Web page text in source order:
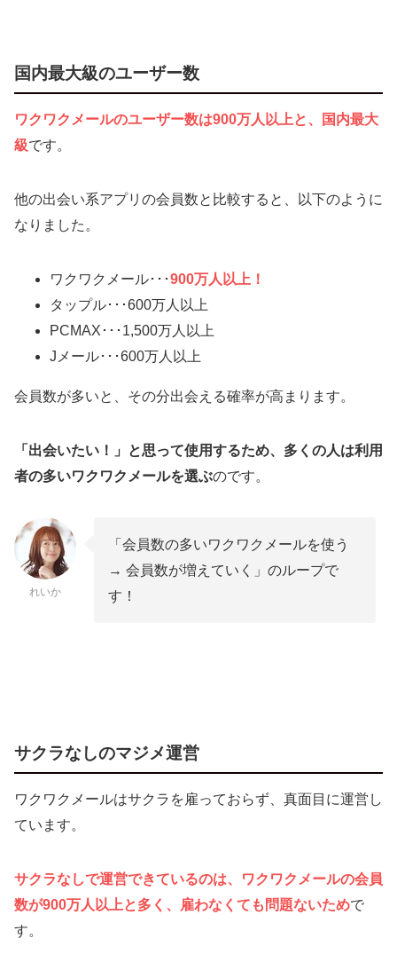
国内最大級のユーザー数
ワクワクメールのユーザー数は900万人以上と、国内最大
級です。
他の出会い系アプリの会員数と比較すると、以下のように
なりました。
ワクワクメール･･･900万人以上！
タップル･･･600万人以上
PCMAX･･･1,500万人以上
Jメール･･･600万人以上
会員数が多いと、その分出会える確率が高まります。
「出会いたい！」と思って使用するため、多くの人は利用
者の多いワクワクメールを選ぶのです。
れいか
「会員数の多いワクワクメールを使う
→ 会員数が増えていく」のループで
す！
サクラなしのマジメ運営
ワクワクメールはサクラを雇っておらず、真面目に運営し
ています。
サクラなしで運営できているのは、ワクワクメールの会員
数が900万人以上と多く、雇わなくても問題ないためで
す。